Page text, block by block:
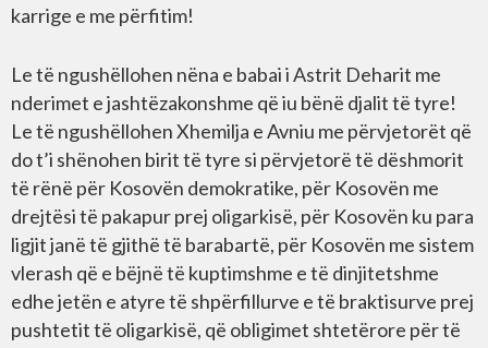
karrige e me përfitim!
Le të ngushëllohen nëna e babai i Astrit Deharit me
nderimet e jashtëzakonshme që iu bënë djalit të tyre!
Le të ngushëllohen Xhemilja e Avniu me përvjetorët që
do t’i shënohen birit të tyre si përvjetorë të dëshmorit
të rënë për Kosovën demokratike, për Kosovën me
drejtësi të pakapur prej oligarkisë, për Kosovën ku para
ligjit janë të gjithë të barabartë, për Kosovën me sistem
vlerash që e bëjnë të kuptimshme e të dinjitetshme
edhe jetën e atyre të shpërfillurve e të braktisurve prej
pushtetit të oligarkisë, që obligimet shtetërore për të